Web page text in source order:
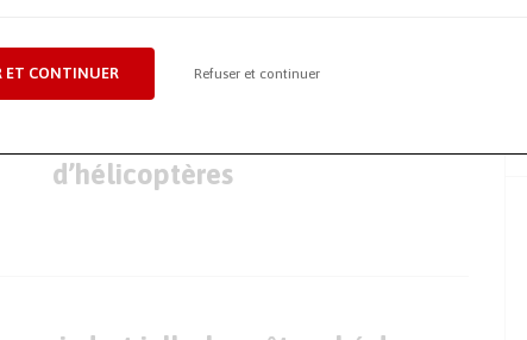
ET CONTINUER Refuser et continuer
Partenariat entre Safran et AACC
pour élargir ses capacités de
d’hélicoptères